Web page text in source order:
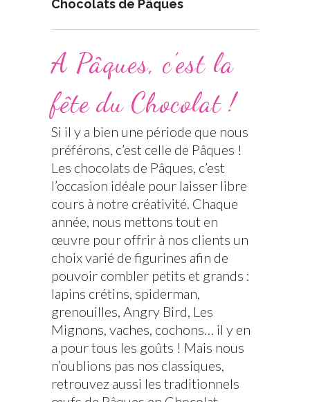
Chocolats de Pâques
A Pâques, c’est la
fête du Chocolat !
Si il y a bien une période que nous
préférons, c’est celle de Pâques !
Les chocolats de Pâques, c’est
l’occasion idéale pour laisser libre
cours à notre créativité. Chaque
année, nous mettons tout en
œuvre pour offrir à nos clients un
choix varié de figurines afin de
pouvoir combler petits et grands :
lapins crétins, spiderman,
grenouilles, Angry Bird, Les
Mignons, vaches, cochons… il y en
a pour tous les goûts ! Mais nous
n’oublions pas nos classiques,
retrouvez aussi les traditionnels